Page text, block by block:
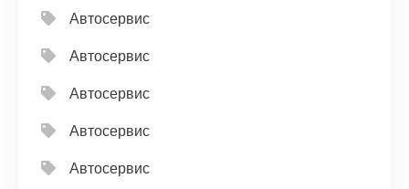
Автосервис
Автосервис
Автосервис
Автосервис
Автосервис